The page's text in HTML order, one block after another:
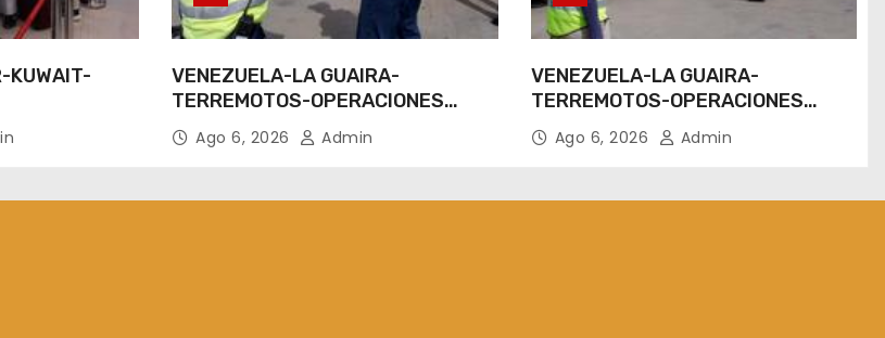
KUWAIT-
VENEZUELA-LA GUAIRA-
TERREMOTOS-OPERACIONES
AEREAS
Ago 6, 2026 Admin
VENEZUELA-LA GUAIRA-
TERREMOTOS-OPERACIONES
AEREAS
Ago 6, 2026 Admin